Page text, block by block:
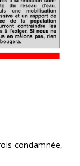
condamnée,